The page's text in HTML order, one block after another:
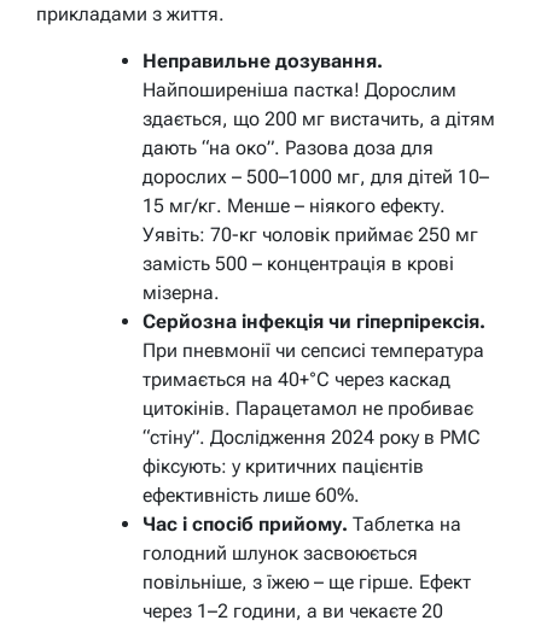
прикладами з життя.
Неправильне дозування.
Найпоширеніша пастка! Дорослим
здається, що 200 мг вистачить, а дітям
дають “на око”. Разова доза для
дорослих – 500–1000 мг, для дітей 10–
15 мг/кг. Менше – ніякого ефекту.
Уявіть: 70-кг чоловік приймає 250 мг
замість 500 – концентрація в крові
мізерна.
Серйозна інфекція чи гіперпірексія.
При пневмонії чи сепсисі температура
тримається на 40+°C через каскад
цитокінів. Парацетамол не пробиває
“стіну”. Дослідження 2024 року в PMC
фіксують: у критичних пацієнтів
ефективність лише 60%.
Час і спосіб прийому. Таблетка на
голодний шлунок засвоюється
повільніше, з їжею – ще гірше. Ефект
через 1–2 години, а ви чекаєте 20